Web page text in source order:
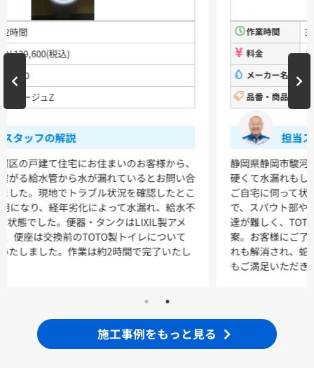
TBV03401J1 TBV03423Z1
洗面化粧台
VシリーズLMPB060A1GDC1G+LDPB060BAGEN2
VシリーズLMPB075A1GDC1G+LDPB075BAGEN2
VシリーズLMPB075A3GDC1G+LDPB075BAGEN2
VシリーズLMPB075B1GDC1G+LDPB075BAGEN2
VシリーズLMPB075B3GDC1G+LDPB075BAGEN2
浴室
シンラ サザナ
キッチン
料金
品番・商品名
静岡県静岡市駿河区にお住まいのお客様から、台所の蛇口が
硬くて水漏れもしていると修理のご依頼をいただきました。
ご自宅に伺って状況を確認すると、15年以上使用された蛇口
で、スパウト部やレバー部の経年劣化が原因でした。部品調
達が難しく、TOTO製の新しい蛇口に交換することをご提
案。お客様にご了承いただき、作業を約30分で完了。水漏
れも解消され、蛇口がスムーズに動くようになり、お客様に
施工事例をもっと見る